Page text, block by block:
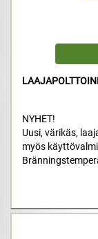
NYHET!
Uusi, värikäs,
myös